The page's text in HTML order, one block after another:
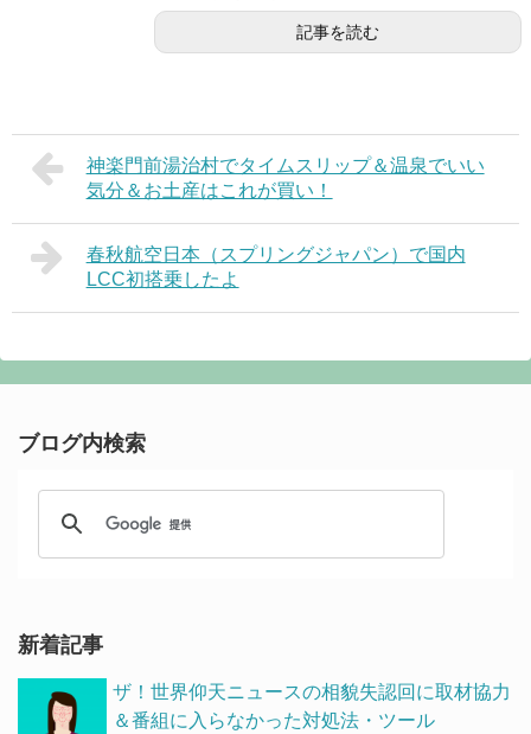
記事を読む
神楽門前湯治村でタイムスリップ＆温泉でいい
気分＆お土産はこれが買い！
春秋航空日本（スプリングジャパン）で国内
LCC初搭乗したよ
ブログ内検索
新着記事
ザ！世界仰天ニュースの相貌失認回に取材協力
＆番組に入らなかった対処法・ツール